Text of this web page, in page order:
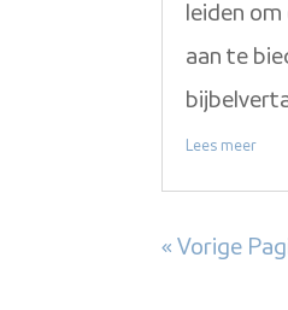
leiden
aan te
Lees meer
« Vorige